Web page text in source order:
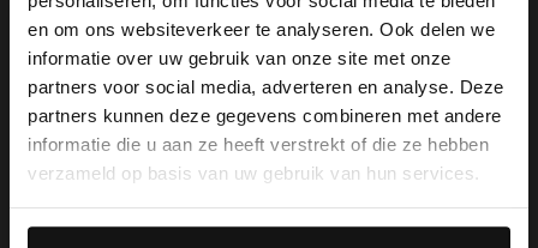
en om ons websiteverkeer te analyseren. Ook delen we
informatie over uw gebruik van onze site met onze
partners voor social media, adverteren en analyse. Deze
partners kunnen deze gegevens combineren met andere
informatie die u aan ze heeft verstrekt of die ze hebben
verzameld op basis van uw gebruik van hun services.
Manfield
Bruine suède sneakers
149.99
No Stress
Groene suède sneakers
149.99
×
View this website in English?
It looks like your language isn't Dutch. Would
you like to switch to English?
English